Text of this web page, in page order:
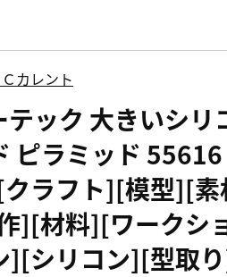
カレント
テック 大きいシリ
ピラミッド
ラフト][模型][
][材料][ワークシ
][シリコン][型取